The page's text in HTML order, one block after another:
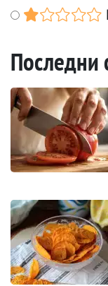
Последни